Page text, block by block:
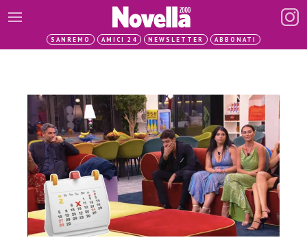
SANREMO AMICI 24 NEWSLETTER ABBONATI